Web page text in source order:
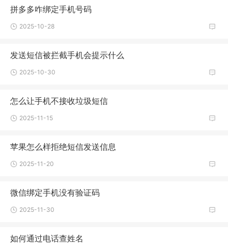
拼多多咋绑定手机号码
2025-10-28
发送短信被拦截手机会提示什么
2025-10-30
怎么让手机不接收垃圾短信
2025-11-15
苹果怎么样拒绝短信发送信息
2025-11-20
微信绑定手机没有验证码
2025-11-30
如何通过电话查姓名